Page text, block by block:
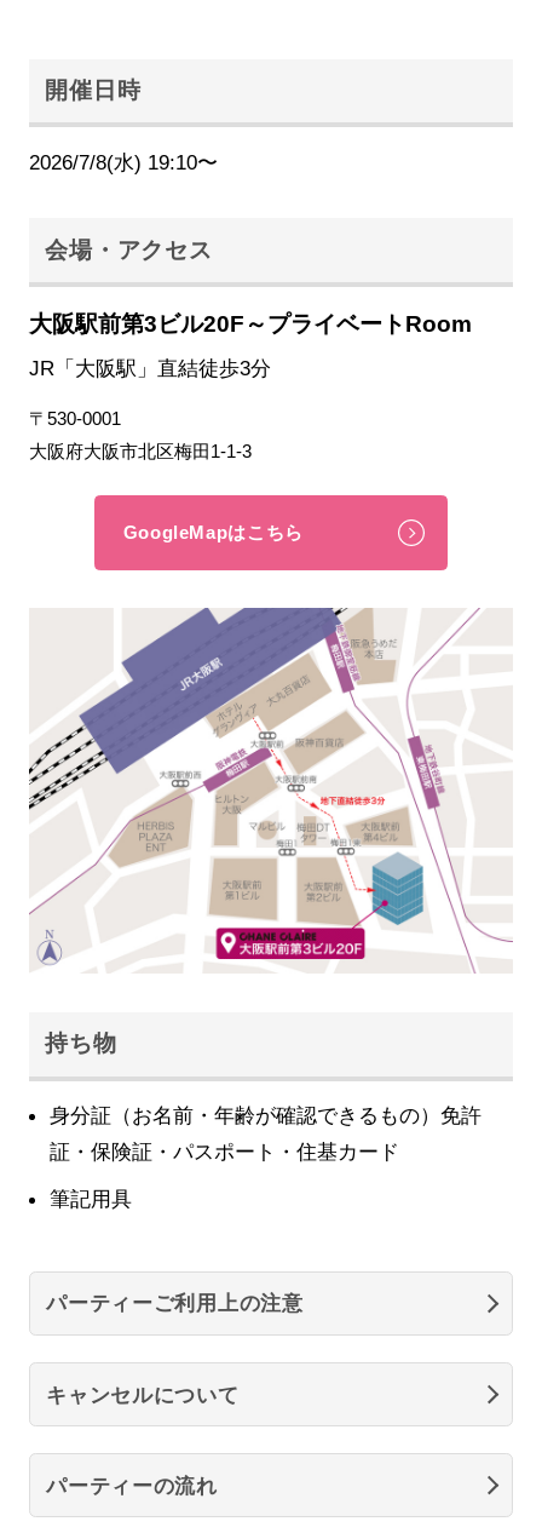
開催日時
2026/7/8(水) 19:10〜
会場・アクセス
大阪駅前第3ビル20F～プライベートRoom
JR「大阪駅」直結徒歩3分
〒530-0001
大阪府大阪市北区梅田1-1-3
GoogleMapはこちら
持ち物
身分証（お名前・年齢が確認できるもの）免許
証・保険証・パスポート・住基カード
筆記用具
パーティーご利用上の注意
キャンセルについて
パーティーの流れ